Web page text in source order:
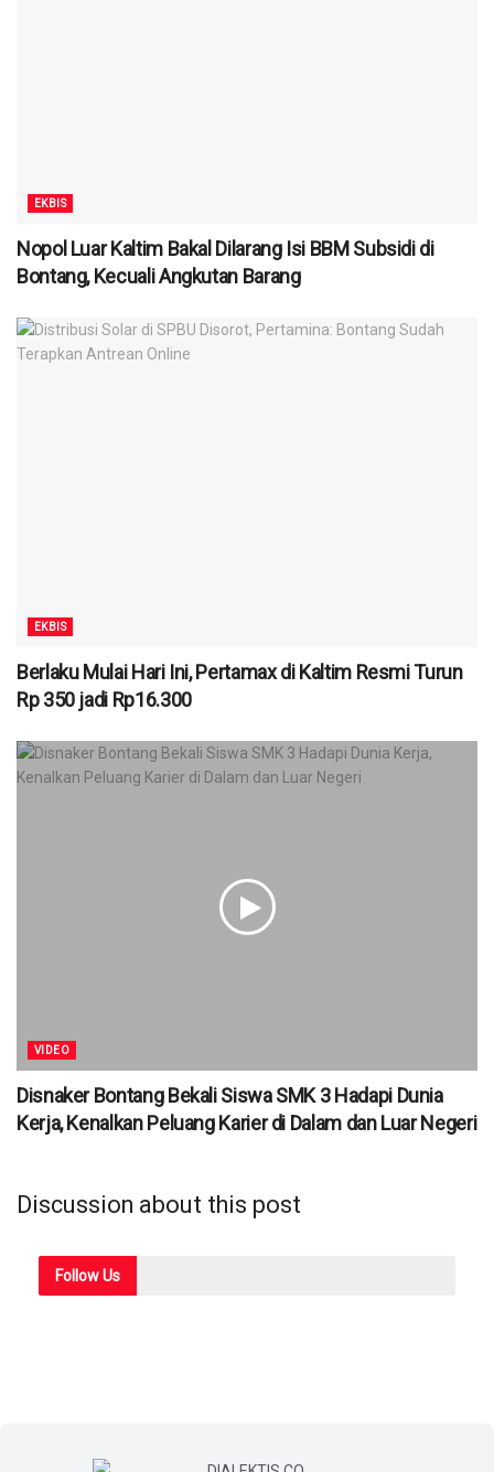
EKBIS
Nopol Luar Kaltim Bakal Dilarang Isi BBM Subsidi di
Bontang, Kecuali Angkutan Barang
EKBIS
Berlaku Mulai Hari Ini, Pertamax di Kaltim Resmi Turun
Rp 350 jadi Rp16.300
VIDEO
Disnaker Bontang Bekali Siswa SMK 3 Hadapi Dunia
Kerja, Kenalkan Peluang Karier di Dalam dan Luar Negeri
Discussion about this post
FollowUs